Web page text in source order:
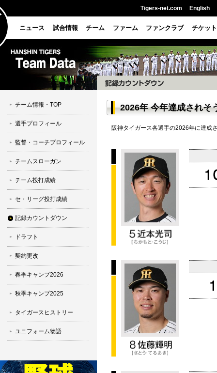
Tigers-net.com English
ニュース 試合情報 チーム ファーム ファンクラブ チケット
チーム情報・TOP
選手プロフィール
監督・コーチプロフィール
チームスローガン
チーム投打成績
セ・リーグ投打成績
記録カウントダウン
ドラフト
契約更改
春季キャンプ2026
秋季キャンプ2025
タイガースヒストリー
ユニフォーム物語
2026年 今年達成されそ
阪神タイガース各選手の2026年に達成